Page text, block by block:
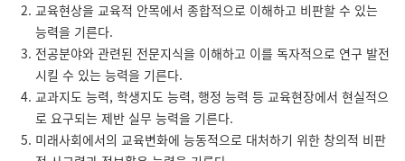
교육현상을 교육적 안목에서 종합적으로 이해하고 비판할 수 있는
능력을 기른다.
전공분야와 관련된 전문지식을 이해하고 이를 독자적으로 연구 발전
시킬 수 있는 능력을 기른다.
교과지도 능력, 학생지도 능력, 행정 능력 등 교육현장에서 현실적으
로 요구되는 제반 실무 능력을 기른다.
미래사회에서의 교육변화에 능동적으로 대처하기 위한 창의적 비판